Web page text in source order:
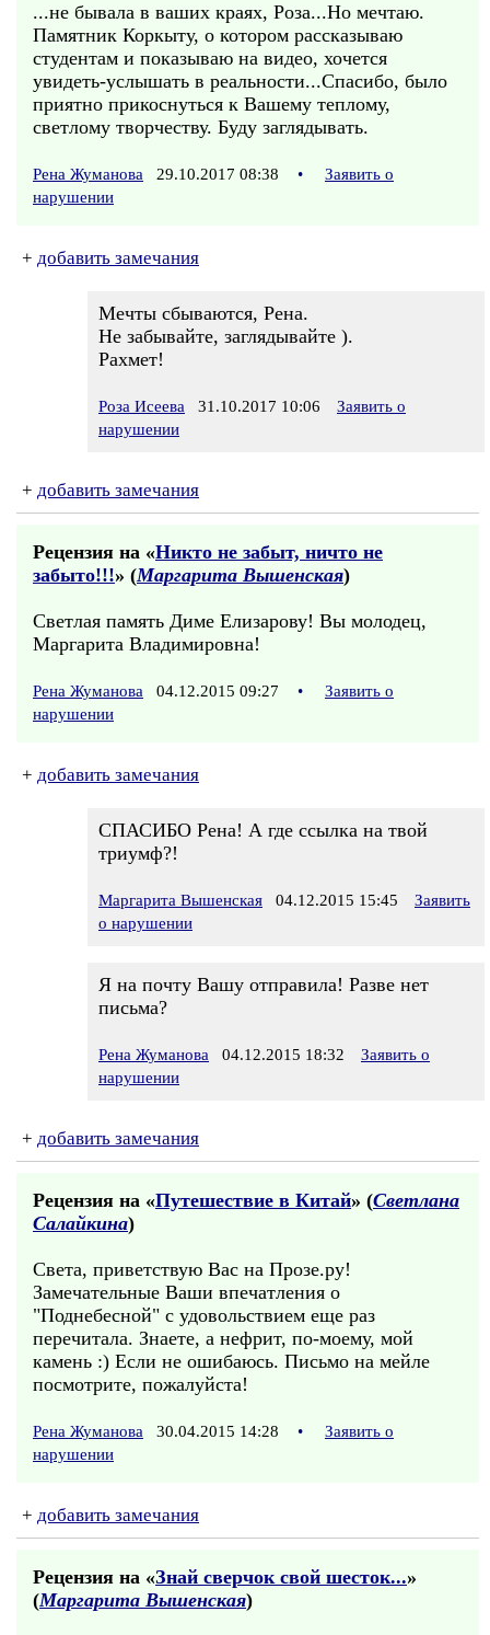
...не бывала в ваших краях, Роза...Но мечтаю.
Памятник Коркыту, о котором рассказываю
студентам и показываю на видео, хочется
увидеть-услышать в реальности...Спасибо, было
приятно прикоснуться к Вашему теплому,
светлому творчеству. Буду заглядывать.
Рена Жуманова 29.10.2017 08:38 •
Заявить о
нарушении
+ добавить замечания
Мечты сбываются, Рена.
Не забывайте, заглядывайте ).
Рахмет!
Роза Исеева 31.10.2017 10:06
Заявить о
нарушении
+ добавить замечания
Рецензия на «Никто не забыт, ничто не
забыто!!!» (Маргарита Вышенская)
Светлая память Диме Елизарову! Вы молодец,
Маргарита Владимировна!
Рена Жуманова 04.12.2015 09:27 •
Заявить о
нарушении
+ добавить замечания
СПАСИБО Рена! А где ссылка на твой
триумф?!
Маргарита Вышенская 04.12.2015 15:45
Заявить
о нарушении
Я на почту Вашу отправила! Разве нет
письма?
Рена Жуманова 04.12.2015 18:32
Заявить о
нарушении
+ добавить замечания
Рецензия на «Путешествие в Китай» (Светлана
Салайкина)
Света, приветствую Вас на Прозе.ру!
Замечательные Ваши впечатления о
"Поднебесной" с удовольствием еще раз
перечитала. Знаете, а нефрит, по-моему, мой
камень :) Если не ошибаюсь. Письмо на мейле
посмотрите, пожалуйста!
Рена Жуманова 30.04.2015 14:28 •
Заявить о
нарушении
+ добавить замечания
Рецензия на «Знай сверчок свой шесток...»
(Маргарита Вышенская)